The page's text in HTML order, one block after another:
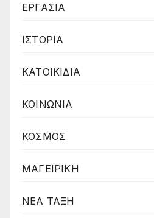
ΕΡΓΑΣΙΑ
ΙΣΤΟΡΙΑ
ΚΑΤΟΙΚΙΔΙΑ
ΚΟΙΝΩΝΙΑ
ΚΟΣΜΟΣ
ΜΑΓΕΙΡΙΚΗ
ΝΕΑ ΤΑΞΗ